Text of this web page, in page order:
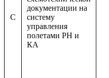
C
документации на
систему
управления
полетами РН и
КА